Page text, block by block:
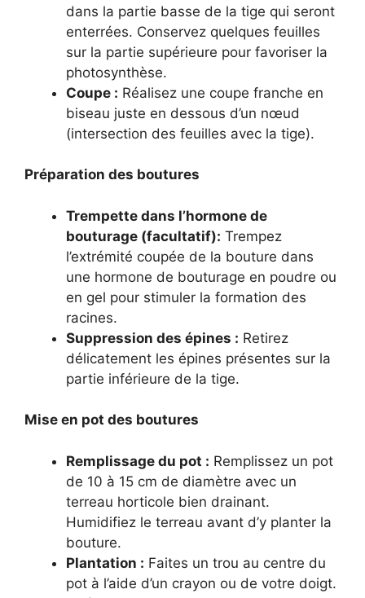
dans la partie basse de la tige qui seront
enterrées. Conservez quelques feuilles
sur la partie supérieure pour favoriser la
photosynthèse.
Coupe : Réalisez une coupe franche en
biseau juste en dessous d’un nœud
(intersection des feuilles avec la tige).
Préparation des boutures
Trempette dans l’hormone de
bouturage (facultatif): Trempez
l’extrémité coupée de la bouture dans
une hormone de bouturage en poudre ou
en gel pour stimuler la formation des
racines.
Suppression des épines : Retirez
délicatement les épines présentes sur la
partie inférieure de la tige.
Mise en pot des boutures
Remplissage du pot : Remplissez un pot
de 10 à 15 cm de diamètre avec un
terreau horticole bien drainant.
Humidifiez le terreau avant d’y planter la
bouture.
Plantation : Faites un trou au centre du
pot à l’aide d’un crayon ou de votre doigt.